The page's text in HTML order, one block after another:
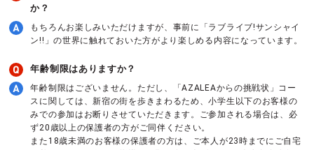
か？
もちろんお楽しみいただけますが、事前に「ラブライブ!サンシャイ
ン!!」の世界に触れておいた方がより楽しめる内容になっています。
年齢制限はありますか？
年齢制限はございません。ただし、「AZALEAからの挑戦状」コー
スに関しては、新宿の街を歩きまわるため、小学生以下のお客様の
みでの参加はお断りさせていただきます。ご参加される場合は、必
ず20歳以上の保護者の方がご同伴ください。
また18歳未満のお客様の保護者の方は、ご本人が23時までにご自宅